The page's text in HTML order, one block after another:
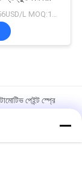
পেইন্টিং
পেইন্ট স্প্রে
শীর্ষ স্তর,